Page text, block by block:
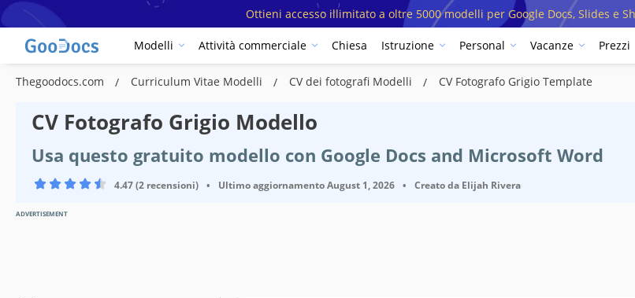
Ottieni accesso illimitato a oltre 5000 modelli per Google Docs, Slides e
Modelli Attività commerciale Chiesa Istruzione Personal Vacanze Prezzi
Thegoodocs.com Curriculum Vitae Modelli CV dei fotografi Modelli CV Fotografo Grigio Template
CV Fotografo Grigio Modello
Usa questo gratuito modello con Google Docs and Microsoft Word
4.47 (2 recensioni) • Ultimo aggiornamentoAugust 1, 2026 • Creato da Elijah Rivera
ADVERTISEMENT